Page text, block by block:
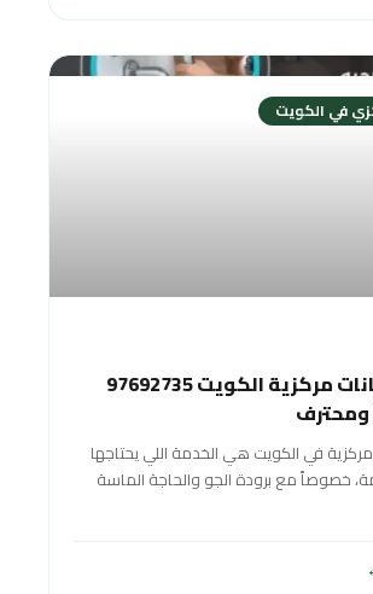
في الكويت
تصليح سخانات مركزية الكويت 97692735
ومحترف
في الكويت هي الخدمة اللي يحتاجها
خصوصاً مع برودة الجو والحاجة الماسة